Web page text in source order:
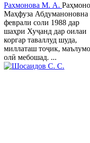
Раҳмонова М. А.
Маҳфуза Абдуманоновна
феврали соли 1988 дар
шаҳри Хуҷанд дар оилаи
коргар таваллуд шуда,
миллаташ тоҷик,
олӣ мебошад. ...